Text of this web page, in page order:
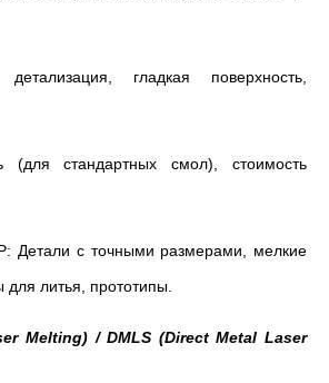
гладкая поверхность,
(для стандартных смол), стоимость
Детали с точными размерами, мелкие
литья, прототипы.
Melting) / DMLS (Direct Metal Laser